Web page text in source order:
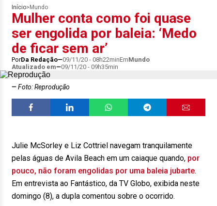
Início> Mundo
Mulher conta como foi quase
ser engolida por baleia: ‘Medo
de ficar sem ar’
PorDa Redação 09/11/20 - 08h22minEmMundo
Atualizado em
09/11/20 - 09h35min
Foto: Reprodução
Julie McSorley e Liz Cottriel navegam tranquilamente
pelas águas de Avila Beach em um caiaque quando, por
pouco, não foram engolidas por uma baleia jubarte.
Em entrevista ao Fantástico, da TV Globo, exibida neste
domingo (8), a dupla comentou sobre o ocorrido.